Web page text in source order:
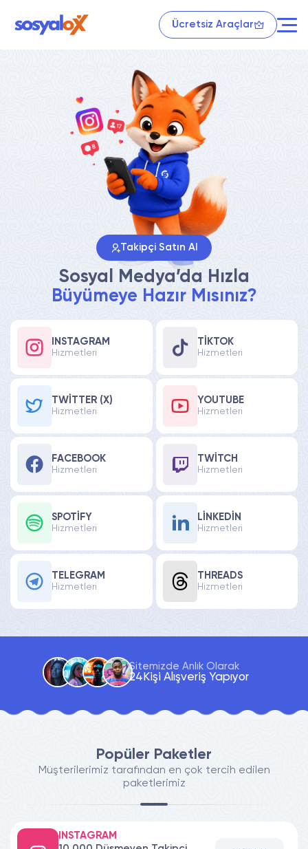
Ücretsiz Araçlar
Takipçi Satın Al
Sosyal Medya’da Hızla
Büyümeye Hazır Mısınız?
INSTAGRAM
Hizmetleri
TIKTOK
Hizmetleri
TWITTER (X)
Hizmetleri
YOUTUBE
Hizmetleri
FACEBOOK
Hizmetleri
TWITCH
Hizmetleri
SPOTIFY
Hizmetleri
LINKEDIN
Hizmetleri
TELEGRAM
Hizmetleri
THREADS
Hizmetleri
Sitemizde Anlık Olarak
21Kişi Alışveriş Yapıyor
Popüler Paketler
Müşterilerimiz tarafından en çok tercih edilen
paketlerimiz
INSTAGRAM